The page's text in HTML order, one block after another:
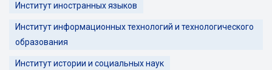
Институт иностранных языков
Институт информационных технологий и технологического
образования
Институт истории и социальных наук